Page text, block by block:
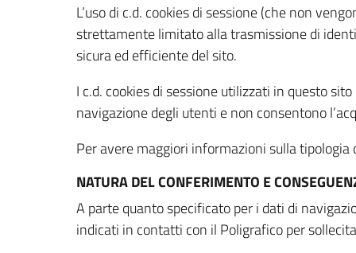
L’uso di c.d. cookies di sessione (che non
strettamente limitato alla trasmissione di
sicura ed efficiente del sito.
I c.d. cookies di sessione utilizzati in questo
navigazione degli utenti e non consentono
Per avere maggiori informazioni sulla
NATURA DEL CONFERIMENTO E
A parte quanto specificato per i dati di
indicati in contatti con il Poligrafico per